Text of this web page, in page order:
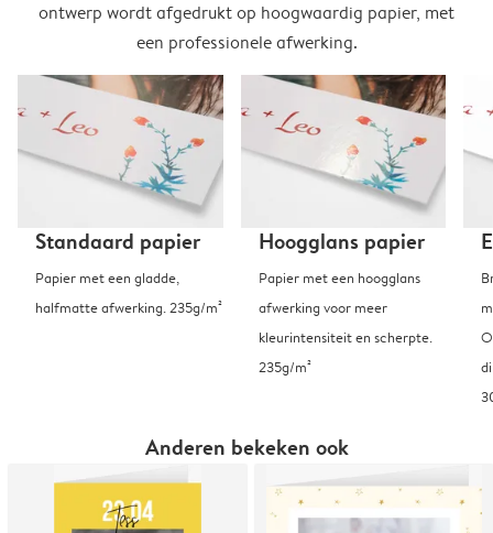
ontwerp wordt afgedrukt op hoogwaardig papier, met
een professionele afwerking.
Standaard papier
Papier met een gladde,
halfmatte afwerking. 235g/m²
Hoogglans papier
Papier met een hoogglans
afwerking voor meer
kleurintensiteit en scherpte.
235g/m²
Anderen bekeken ook